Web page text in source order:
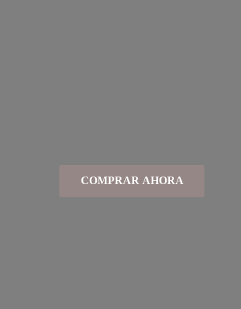
COMPRAR AHORA